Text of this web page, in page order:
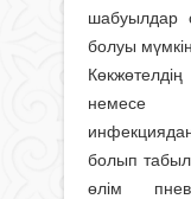
шабуылдар
болуы мүмкін.
немесе
болып
өлім